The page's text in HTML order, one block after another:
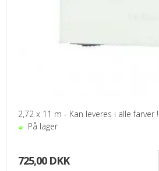
2,72 x 11 m - Kan leveres i alle farver !
På lager
725,00 DKK